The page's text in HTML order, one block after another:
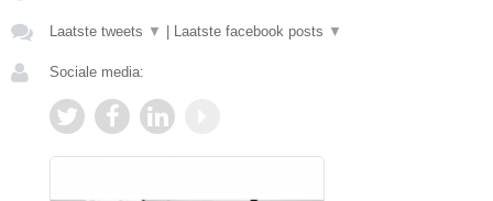
Laatste tweets ▼ | Laatste facebook posts ▼
Sociale media: